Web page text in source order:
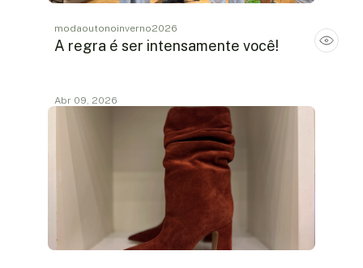
modaoutonoinverno2026
A regra é ser intensamente você!
Abr 09, 2026